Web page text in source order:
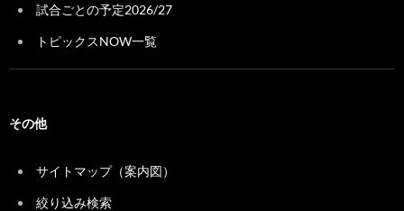
試合ごとの予定2026/27
トピックスNOW一覧
その他
サイトマップ（案内図）
絞り込み検索